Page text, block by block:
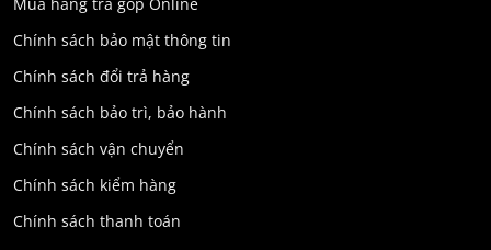
Chính sách bảo mật thông tin
Chính sách đổi trả hàng
Chính sách bảo trì, bảo hành
Chính sách vận chuyển
Chính sách kiểm hàng
Chính sách thanh toán